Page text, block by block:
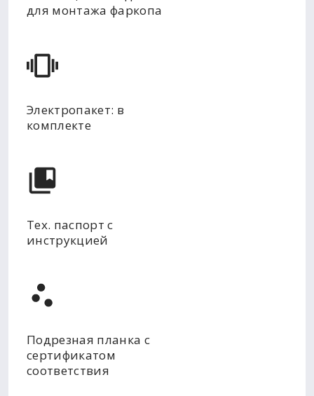
для монтажа фаркопа
Электропакет: в
комплекте
Тех. паспорт с
инструкцией
Подрезная планка с
сертификатом
соответствия